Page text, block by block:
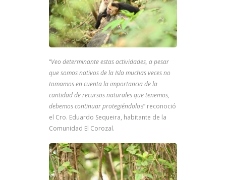
“Veo determinante estas actividades, a pesar
que somos nativos de la Isla muchas veces no
tomamos en cuenta la importancia de la
cantidad de recursos naturales que tenemos,
debemos continuar protegiéndolos” reconoció
el Cro. Eduardo Sequeira, habitante de la
Comunidad El Corozal.